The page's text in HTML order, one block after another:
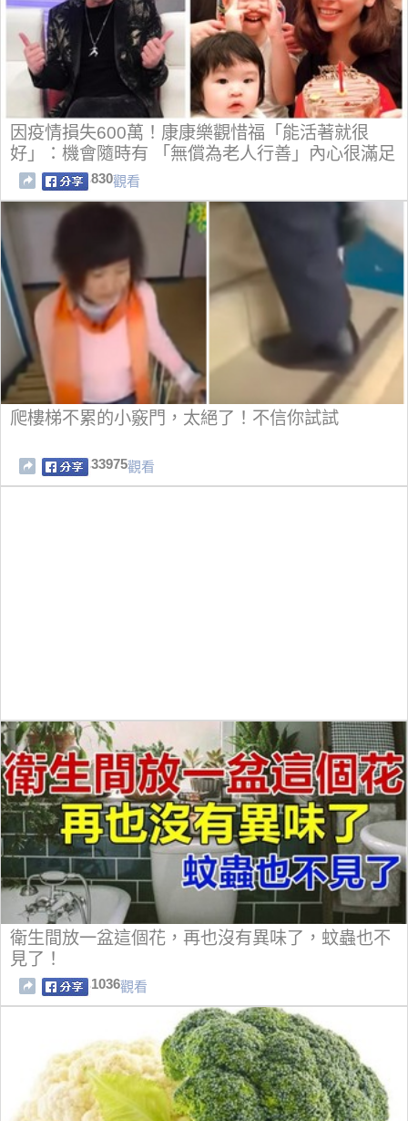
因疫情損失600萬！康康樂觀惜福「能活著就很
好」：機會隨時有 「無償為老人行善」內心很滿足
830觀看
爬樓梯不累的小竅門，太絕了！不信你試試
33975觀看
衛生間放一盆這個花，再也沒有異味了，蚊蟲也不
見了！
1036觀看